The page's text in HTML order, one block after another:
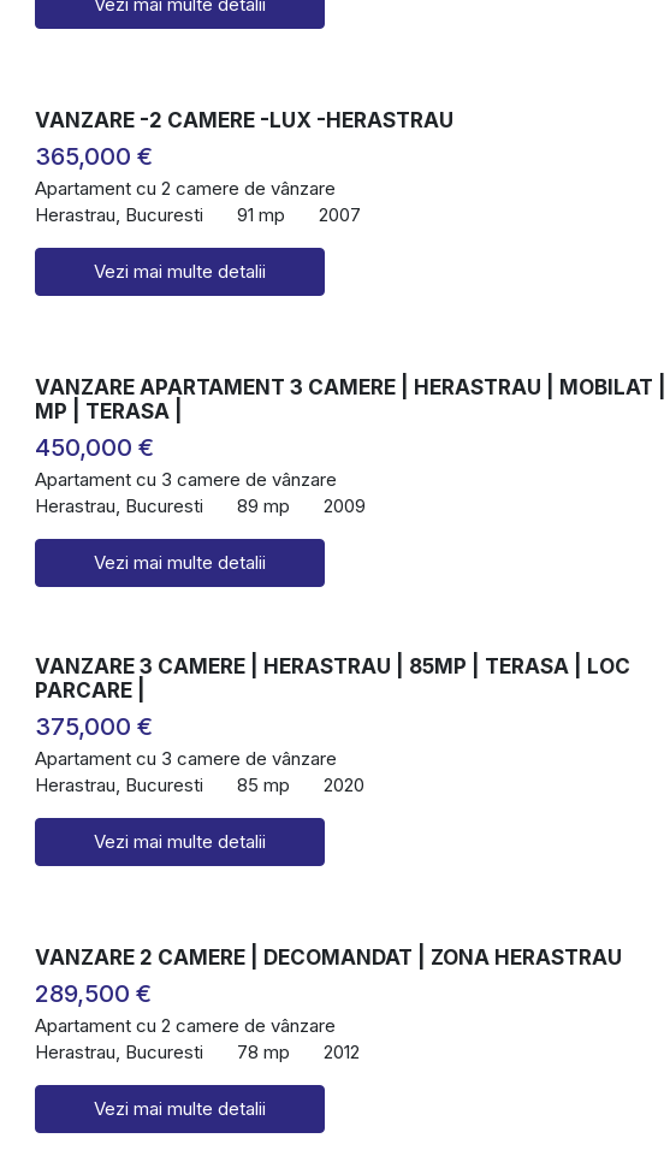
VANZARE -2 CAMERE -LUX -HERASTRAU
365,000 €
Apartament cu 2 camere de vânzare
Herastrau, Bucuresti
91 mp 2007
Vezi mai multe detalii
VANZARE APARTAMENT 3 CAMERE | HERASTRAU | MOBILAT
MP | TERASA |
450,000 €
Apartament cu 3 camere de vânzare
Herastrau, Bucuresti
89 mp 2009
Vezi mai multe detalii
VANZARE 3 CAMERE | HERASTRAU | 85MP | TERASA | LOC
PARCARE |
375,000 €
Apartament cu 3 camere de vânzare
Herastrau, Bucuresti
85 mp 2020
Vezi mai multe detalii
VANZARE 2 CAMERE | DECOMANDAT | ZONA HERASTRAU
289,500 €
Apartament cu 2 camere de vânzare
Herastrau, Bucuresti
78 mp 2012
Vezi mai multe detalii